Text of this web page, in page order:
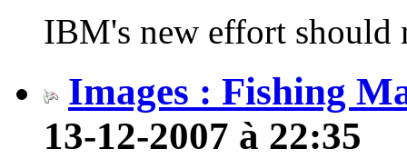
IBM's new effort should
Images : Fishing
13-12-2007 à 22:35